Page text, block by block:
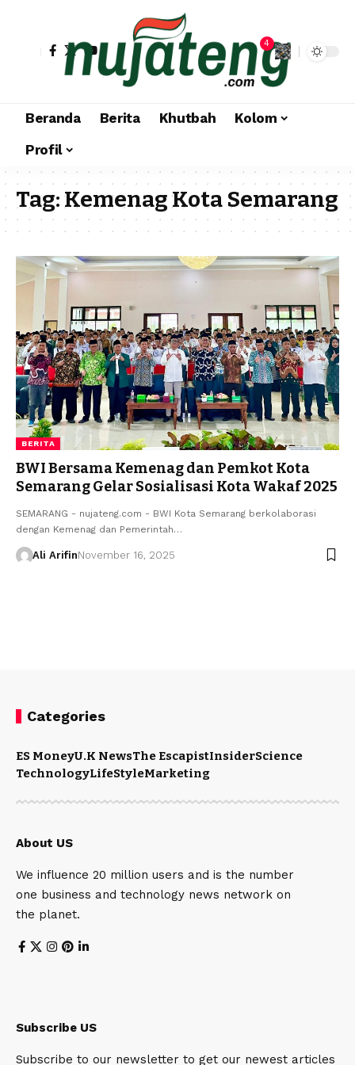
4
Beranda Berita Khutbah
Kolom
Profil
Tag:Kemenag Kota Semarang
BERITA
BWI Bersama Kemenag dan Pemkot Kota
Semarang Gelar Sosialisasi Kota Wakaf 2025
SEMARANG - nujateng.com - BWI Kota Semarang berkolaborasi
dengan Kemenag dan Pemerintah…
Ali ArifinNovember 16, 2025
Categories
ES MoneyU.K NewsThe EscapistInsiderScience
TechnologyLifeStyleMarketing
About US
We influence 20 million users and is the number
one business and technology news network on
the planet.
Subscribe US
Subscribe to our newsletter to get our newest articles